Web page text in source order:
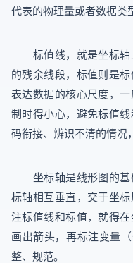
代表的物理量或者数据类
标值线，就是坐标轴
的残余线段，标值则是
表达数据的核心尺度，
制时得小心，避免标值
码衔接、辨识不清的情况
坐标轴是线形图的基
标轴相互垂直，交于坐
注标值线和标值，就得
画出箭头，再标注变量
整、规范。